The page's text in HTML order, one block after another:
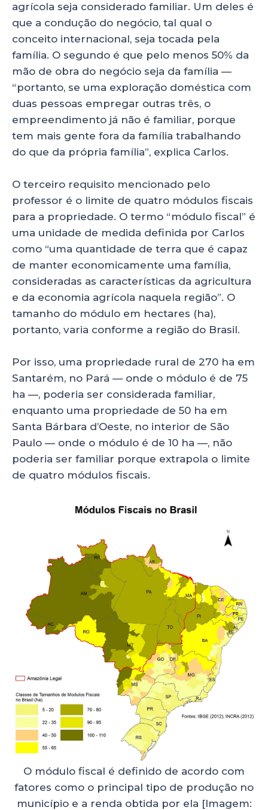
agrícola seja considerado familiar. Um deles é
que a condução do negócio, tal qual o
conceito internacional, seja tocada pela
família. O segundo é que pelo menos 50% da
mão de obra do negócio seja da família —
“portanto, se uma exploração doméstica com
duas pessoas empregar outras três, o
empreendimento já não é familiar, porque
tem mais gente fora da família trabalhando
do que da própria família”, explica Carlos.
O terceiro requisito mencionado pelo
professor é o limite de quatro módulos fiscais
para a propriedade. O termo “módulo fiscal” é
uma unidade de medida definida por Carlos
como “uma quantidade de terra que é capaz
de manter economicamente uma família,
consideradas as características da agricultura
e da economia agrícola naquela região”. O
tamanho do módulo em hectares (ha),
portanto, varia conforme a região do Brasil.
Por isso, uma propriedade rural de 270 ha em
Santarém, no Pará — onde o módulo é de 75
ha —, poderia ser considerada familiar,
enquanto uma propriedade de 50 ha em
Santa Bárbara d’Oeste, no interior de São
Paulo — onde o módulo é de 10 ha —, não
poderia ser familiar porque extrapola o limite
de quatro módulos fiscais.
O módulo fiscal é definido de acordo com
fatores como o principal tipo de produção no
município e a renda obtida por ela [Imagem: